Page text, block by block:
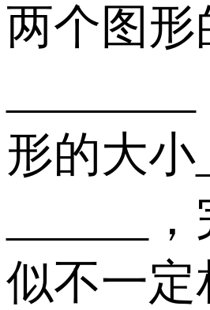
两个图形
形的大小_
______
似不一定